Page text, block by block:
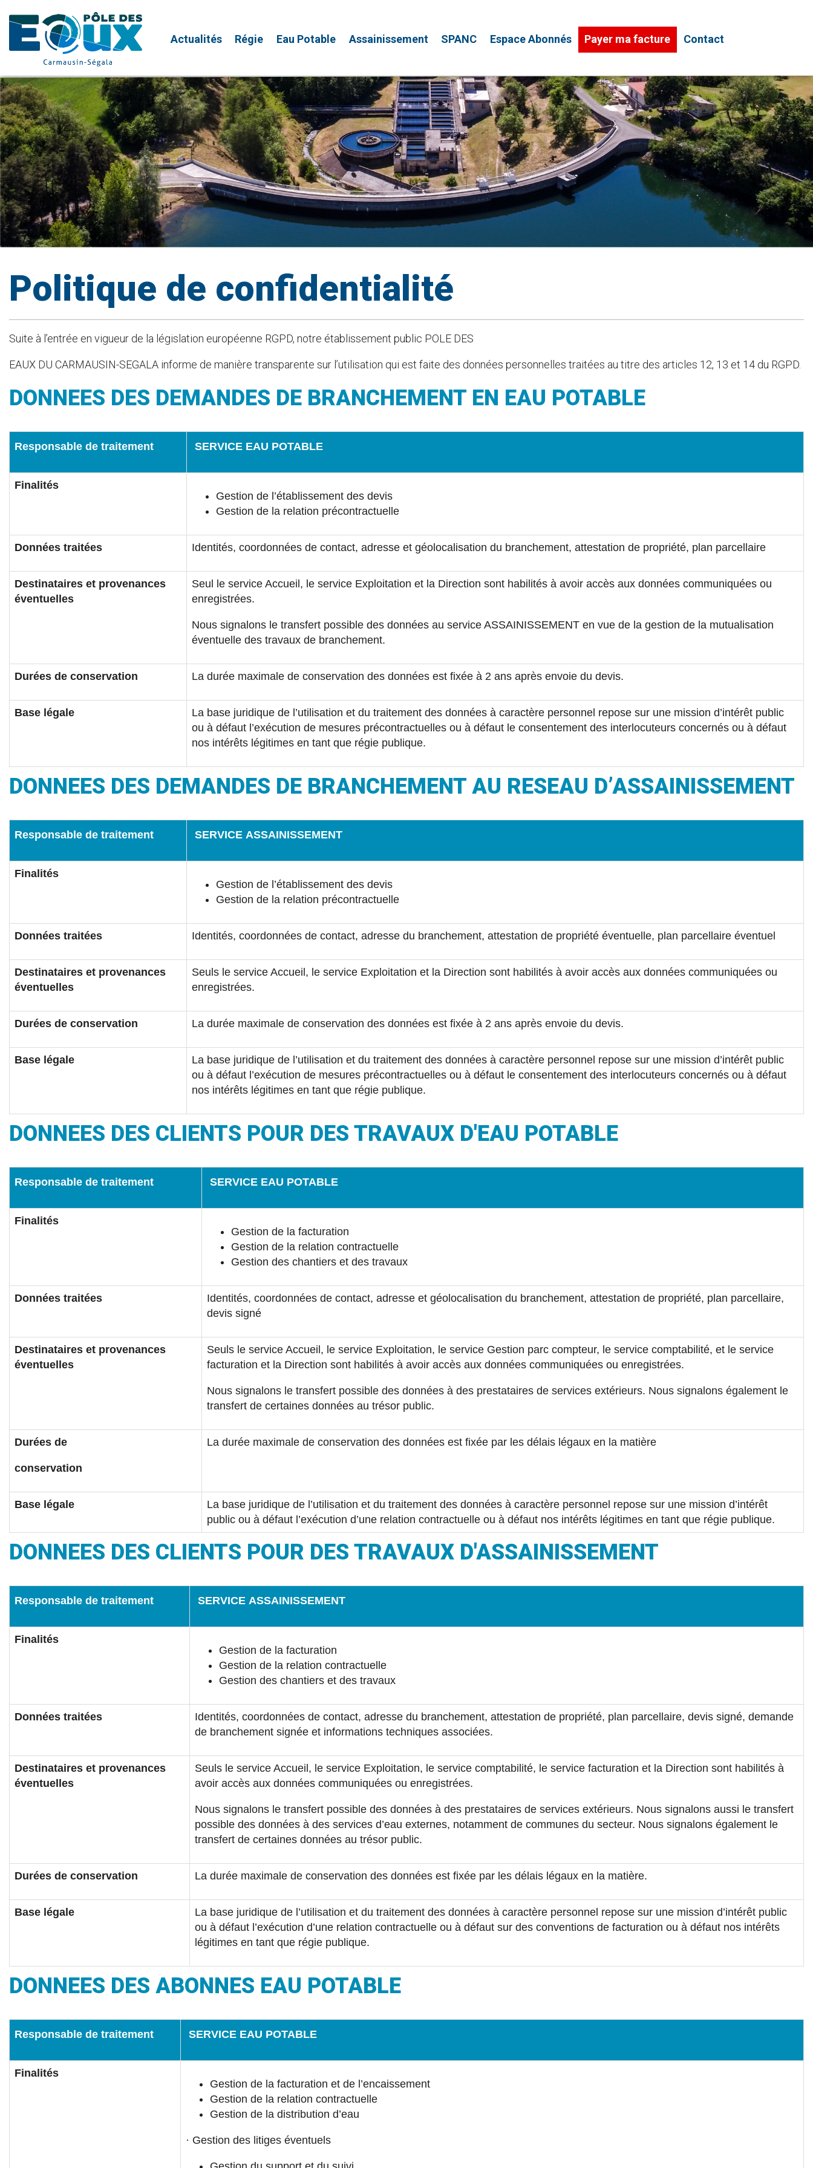
Aller
au
contenu
principal
Actualités Régie Eau Potable Assainissement SPANC Espace Abonnés Payer ma facture Contact
Politique de confidentialité
Suite à l’entrée en vigueur de la législation européenne RGPD, notre établissement public POLE DES
EAUX DU CARMAUSIN-SEGALA informe de manière transparente sur l’utilisation qui est faite des données personnelles traitées au titre des articles 12, 13 et 14 du RGPD.
DONNEES DES DEMANDES DE BRANCHEMENT EN EAU POTABLE
Responsable de traitement SERVICE EAU POTABLE
Finalités
Gestion de l’établissement des devis
Gestion de la relation précontractuelle
Données traitées Identités, coordonnées de contact, adresse et géolocalisation du branchement, attestation de propriété, plan parcellaire
Destinataires et provenances
éventuelles
Seul le service Accueil, le service Exploitation et la Direction sont habilités à avoir accès aux données communiquées ou
enregistrées.
Nous signalons le transfert possible des données au service ASSAINISSEMENT en vue de la gestion de la mutualisation
éventuelle des travaux de branchement.
Durées de conservation La durée maximale de conservation des données est fixée à 2 ans après envoie du devis.
Base légale
La base juridique de l’utilisation et du traitement des données à caractère personnel repose sur une mission d’intérêt public
ou à défaut l’exécution de mesures précontractuelles ou à défaut le consentement des interlocuteurs concernés ou à défaut
nos intérêts légitimes en tant que régie publique.
DONNEES DES DEMANDES DE BRANCHEMENT AU RESEAU D’ASSAINISSEMENT
Responsable de traitement SERVICE ASSAINISSEMENT
Finalités
Gestion de l’établissement des devis
Gestion de la relation précontractuelle
Données traitées Identités, coordonnées de contact, adresse du branchement, attestation de propriété éventuelle, plan parcellaire éventuel
Destinataires et provenances
éventuelles
Seuls le service Accueil, le service Exploitation et la Direction sont habilités à avoir accès aux données communiquées ou
enregistrées.
Durées de conservation La durée maximale de conservation des données est fixée à 2 ans après envoie du devis.
Base légale
La base juridique de l’utilisation et du traitement des données à caractère personnel repose sur une mission d’intérêt public
ou à défaut l’exécution de mesures précontractuelles ou à défaut le consentement des interlocuteurs concernés ou à défaut
nos intérêts légitimes en tant que régie publique.
DONNEES DES CLIENTS POUR DES TRAVAUX D'EAU POTABLE
Responsable de traitement SERVICE EAU POTABLE
Finalités
Gestion de la facturation
Gestion de la relation contractuelle
Gestion des chantiers et des travaux
Données traitées
Identités, coordonnées de contact, adresse et géolocalisation du branchement, attestation de propriété, plan parcellaire,
devis signé
Destinataires et provenances
éventuelles
Seuls le service Accueil, le service Exploitation, le service Gestion parc compteur, le service comptabilité, et le service
facturation et la Direction sont habilités à avoir accès aux données communiquées ou enregistrées.
Nous signalons le transfert possible des données à des prestataires de services extérieurs. Nous signalons également le
transfert de certaines données au trésor public.
Durées de
conservation
La durée maximale de conservation des données est fixée par les délais légaux en la matière
Base légale
La base juridique de l’utilisation et du traitement des données à caractère personnel repose sur une mission d’intérêt
public ou à défaut l’exécution d’une relation contractuelle ou à défaut nos intérêts légitimes en tant que régie publique.
DONNEES DES CLIENTS POUR DES TRAVAUX D'ASSAINISSEMENT
Responsable de traitement SERVICE ASSAINISSEMENT
Finalités
Gestion de la facturation
Gestion de la relation contractuelle
Gestion des chantiers et des travaux
Données traitées
Identités, coordonnées de contact, adresse du branchement, attestation de propriété, plan parcellaire, devis signé, demande
de branchement signée et informations techniques associées.
Destinataires et provenances
éventuelles
Seuls le service Accueil, le service Exploitation, le service comptabilité, le service facturation et la Direction sont habilités à
avoir accès aux données communiquées ou enregistrées.
Nous signalons le transfert possible des données à des prestataires de services extérieurs. Nous signalons aussi le transfert
possible des données à des services d’eau externes, notamment de communes du secteur. Nous signalons également le
transfert de certaines données au trésor public.
Durées de conservation La durée maximale de conservation des données est fixée par les délais légaux en la matière.
Base légale
La base juridique de l’utilisation et du traitement des données à caractère personnel repose sur une mission d’intérêt public
ou à défaut l’exécution d’une relation contractuelle ou à défaut sur des conventions de facturation ou à défaut nos intérêts
légitimes en tant que régie publique.
DONNEES DES ABONNES EAU POTABLE
Responsable de traitement SERVICE EAU POTABLE
Finalités
Gestion de la facturation et de l’encaissement
Gestion de la relation contractuelle
Gestion de la distribution d’eau
· Gestion des litiges éventuels